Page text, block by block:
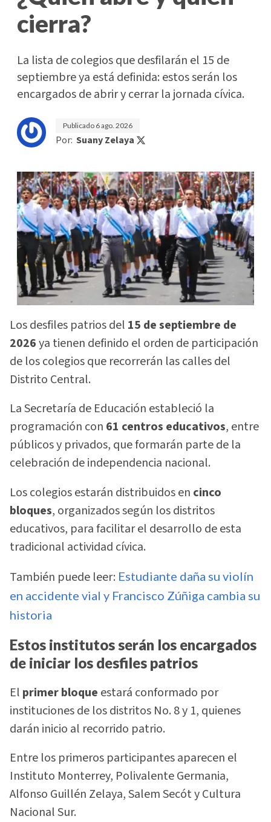
cierra?
La lista de colegios que desfilarán el 15 de
septiembre ya está definida: estos serán los
encargados de abrir y cerrar la jornada cívica.
Publicado 6 ago. 2026
Por: Suany Zelaya
Los desfiles patrios del 15 de septiembre de
2026ya tienen definido el orden de participación
de los colegios que recorrerán las calles del
Distrito Central.
La Secretaría de Educación estableció la
programación con 61 centros educativos, entre
públicos y privados, que formarán parte de la
celebración de independencia nacional.
Los colegios estarán distribuidos en cinco
bloques, organizados según los distritos
educativos, para facilitar el desarrollo de esta
tradicional actividad cívica.
También puede leer: Estudiante daña su violín
en accidente vial y Francisco Zúñiga cambia su
historia
Estos institutos serán los encargados
de iniciar los desfiles patrios
El primer bloque estará conformado por
instituciones de los distritos No. 8 y 1, quienes
darán inicio al recorrido patrio.
Entre los primeros participantes aparecen el
Instituto Monterrey, Polivalente Germania,
Alfonso Guillén Zelaya, Salem Secót y Cultura
Nacional Sur.